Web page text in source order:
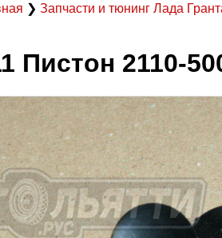
❯ Запчасти и тюнинг Лада
Пистон 2110-